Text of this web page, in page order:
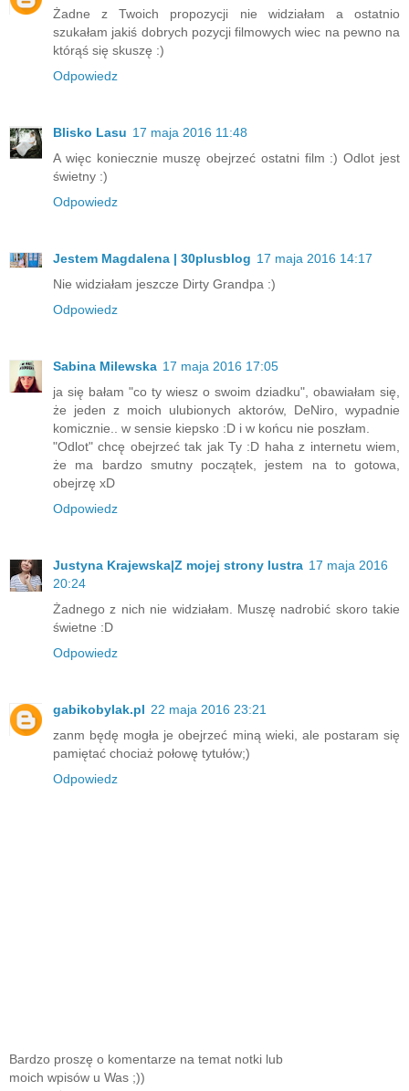
Żadne z Twoich propozycji nie widziałam a ostatnio
szukałam jakiś dobrych pozycji filmowych wiec na pewno na
którąś się skuszę :)
Odpowiedz
Blisko Lasu 17 maja 2016 11:48
A więc koniecznie muszę obejrzeć ostatni film :) Odlot jest
świetny :)
Odpowiedz
Jestem Magdalena | 30plusblog 17 maja 2016 14:17
Nie widziałam jeszcze Dirty Grandpa :)
Odpowiedz
Sabina Milewska 17 maja 2016 17:05
ja się bałam "co ty wiesz o swoim dziadku", obawiałam się,
że jeden z moich ulubionych aktorów, DeNiro, wypadnie
komicznie.. w sensie kiepsko :D i w końcu nie poszłam.
"Odlot" chcę obejrzeć tak jak Ty :D haha z internetu wiem,
że ma bardzo smutny początek, jestem na to gotowa,
obejrzę xD
Odpowiedz
Justyna Krajewska|Z mojej strony lustra 17 maja 2016
20:24
Żadnego z nich nie widziałam. Muszę nadrobić skoro takie
świetne :D
Odpowiedz
gabikobylak.pl 22 maja 2016 23:21
zanm będę mogła je obejrzeć miną wieki, ale postaram się
pamiętać chociaż połowę tytułów;)
Odpowiedz
Bardzo proszę o komentarze na temat notki lub
moich wpisów u Was ;))